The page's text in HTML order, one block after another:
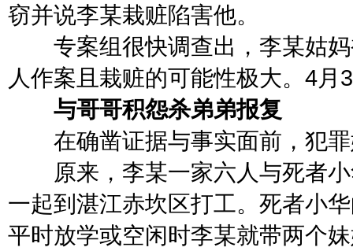
窃并说李某栽赃陷害他。
专案组很快调查出，李某姑妈
人作案且栽赃的可能性极大。4
与哥哥积怨杀弟弟报复
在确凿证据与事实面前，犯罪
原来，李某一家六人与死者小
一起到湛江赤坎区打工。死者小
平时放学或空闲时李某就带两个